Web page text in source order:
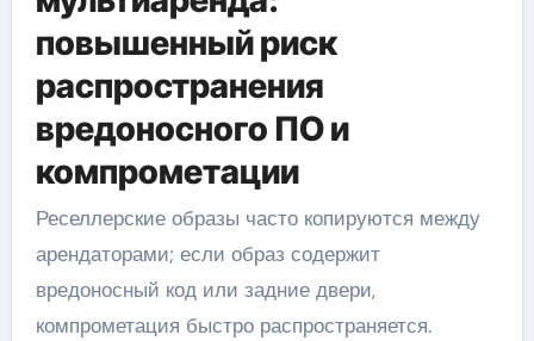
повышенный риск
распространения
вредоносного ПО и
компрометации
Реселлерские образы часто копируются между
арендаторами; если образ содержит
вредоносный код или задние двери,
компрометация быстро распространяется.